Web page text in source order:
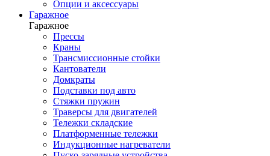
Опции и аксессуары
Гаражное
Гаражное
Прессы
Краны
Трансмиссионные стойки
Кантователи
Домкраты
Подставки под авто
Стяжки пружин
Траверсы для двигателей
Тележки складские
Платформенные тележки
Индукционные нагреватели